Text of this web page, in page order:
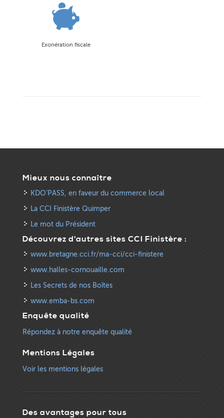
Exonération fiscale
Mieux nous connaître
KDO’PASS, en faveur du commerce local
La CCI Finistère Quimper
Le mot du Président
Découvrez d'autres sites CCI Finistère :
www.bretagne.cci.fr/ma-cci/cci-finistere
www.halles-cornouaille.com
Les Secrets de nos Boîtes
www.emba-bs.com
Enquête qualité
Répondez à notre enquête qualité
Mentions Légales
Voir les mentions légales
Des avantages pour tous